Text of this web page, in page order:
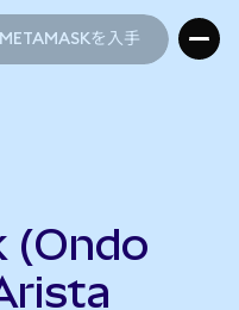
METAMASKを入手
(Ondo